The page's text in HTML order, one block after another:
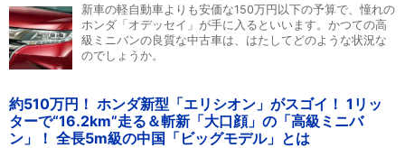
新車の軽自動車よりも安価な150万円以下の予算で、憧れの
ホンダ「オデッセイ」が手に入るといいます。かつての高
級ミニバンの良質な中古車は、はたしてどのような状況な
のでしょうか。
約510万円！ ホンダ新型「エリシオン」がスゴイ！ 1リッ
ターで“16.2km”走る＆斬新「大口顔」の「高級ミニバ
ン」！ 全長5m級の中国「ビッグモデル」とは